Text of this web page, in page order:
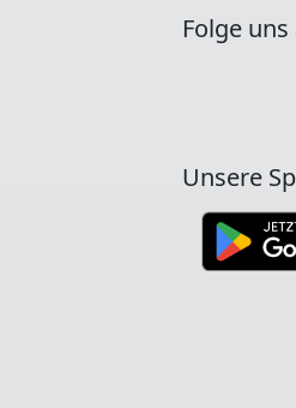
Folge
Unsere